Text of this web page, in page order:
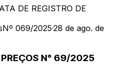
ATA DE REGISTRO DE
Nº 069/2025·28 de ago. de
PREÇOS N° 69/2025